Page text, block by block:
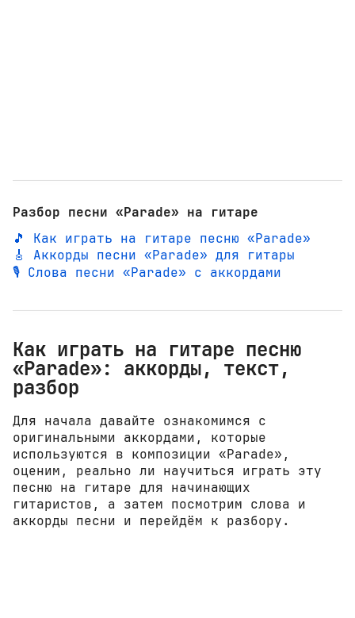
Разбор песни «Parade» на гитаре
🎵 Как играть на гитаре песню «Parade»
🎸 Аккорды песни «Parade» для гитары
🎙️ Слова песни «Parade» с аккордами
Как играть на гитаре песню
«Parade»: аккорды, текст,
разбор
Для начала давайте ознакомимся с
оригинальными аккордами, которые
используются в композиции «Parade»,
оценим, реально ли научиться играть эту
песню на гитаре для начинающих
гитаристов, а затем посмотрим слова и
аккорды песни и перейдём к разбору.